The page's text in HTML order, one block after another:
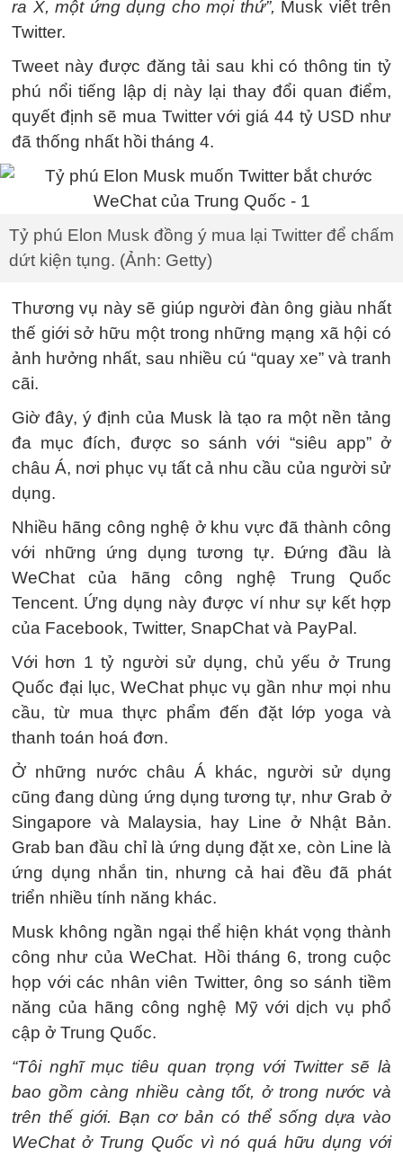
ra X, một ứng dụng cho mọi thứ”, Musk viết trên
Twitter.
Tweet này được đăng tải sau khi có thông tin tỷ
phú nổi tiếng lập dị này lại thay đổi quan điểm,
quyết định sẽ mua Twitter với giá 44 tỷ USD như
đã thống nhất hồi tháng 4.
Tỷ phú Elon Musk đồng ý mua lại Twitter để chấm
dứt kiện tụng. (Ảnh: Getty)
Thương vụ này sẽ giúp người đàn ông giàu nhất
thế giới sở hữu một trong những mạng xã hội có
ảnh hưởng nhất, sau nhiều cú “quay xe” và tranh
cãi.
Giờ đây, ý định của Musk là tạo ra một nền tảng
đa mục đích, được so sánh với “siêu app” ở
châu Á, nơi phục vụ tất cả nhu cầu của người sử
dụng.
Nhiều hãng công nghệ ở khu vực đã thành công
với những ứng dụng tương tự. Đứng đầu là
WeChat của hãng công nghệ Trung Quốc
Tencent. Ứng dụng này được ví như sự kết hợp
của Facebook, Twitter, SnapChat và PayPal.
Với hơn 1 tỷ người sử dụng, chủ yếu ở Trung
Quốc đại lục, WeChat phục vụ gần như mọi nhu
cầu, từ mua thực phẩm đến đặt lớp yoga và
thanh toán hoá đơn.
Ở những nước châu Á khác, người sử dụng
cũng đang dùng ứng dụng tương tự, như Grab ở
Singapore và Malaysia, hay Line ở Nhật Bản.
Grab ban đầu chỉ là ứng dụng đặt xe, còn Line là
ứng dụng nhắn tin, nhưng cả hai đều đã phát
triển nhiều tính năng khác.
Musk không ngần ngại thể hiện khát vọng thành
công như của WeChat. Hồi tháng 6, trong cuộc
họp với các nhân viên Twitter, ông so sánh tiềm
năng của hãng công nghệ Mỹ với dịch vụ phổ
cập ở Trung Quốc.
“Tôi nghĩ mục tiêu quan trọng với Twitter sẽ là
bao gồm càng nhiều càng tốt, ở trong nước và
trên thế giới. Bạn cơ bản có thể sống dựa vào
WeChat ở Trung Quốc vì nó quá hữu dụng với